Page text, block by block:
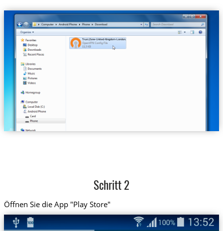
Trust.Zone-United-Kingdom-London.ovpn
Schritt 2
Öffnen Sie die App "Play Store"